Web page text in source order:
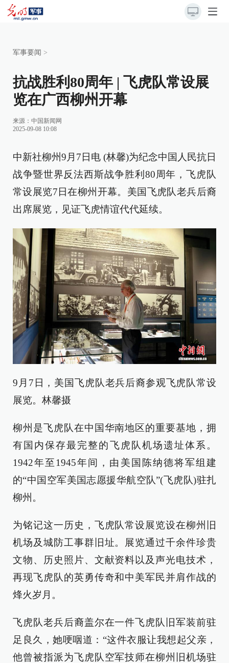
军事要闻 >
抗战胜利80周年 | 飞虎队常设展
览在广西柳州开幕
来源： 中国新闻网
2025-09-08 10:08
中新社柳州9月7日电 (林馨)为纪念中国人民抗日
战争暨世界反法西斯战争胜利80周年，飞虎队
常设展览7日在柳州开幕。美国飞虎队老兵后裔
出席展览，见证飞虎情谊代代延续。
9月7日，美国飞虎队老兵后裔参观飞虎队常设
展览。林馨摄
柳州是飞虎队在中国华南地区的重要基地，拥
有国内保存最完整的飞虎队机场遗址体系。
1942年至1945年间，由美国陈纳德将军组建
的“中国空军美国志愿援华航空队”(飞虎队)驻扎
柳州。
为铭记这一历史，飞虎队常设展览设在柳州旧
机场及城防工事群旧址。展览通过千余件珍贵
文物、历史照片、文献资料以及声光电技术，
再现飞虎队的英勇传奇和中美军民并肩作战的
烽火岁月。
飞虎队老兵后裔盖尔在一件飞虎队旧军装前驻
足良久，她哽咽道：“这件衣服让我想起父亲，
他曾被指派为飞虎队空军技师在柳州旧机场驻